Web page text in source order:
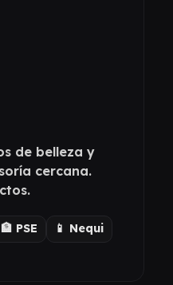
de belleza y
cercana.
🏦 PSE
📱 Nequi